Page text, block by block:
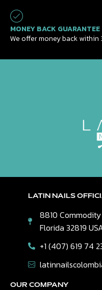
MONEY BACK GUARANTEE
We offer money back within
LATIN NAILS
8810
Florida 32819
+1 (407) 619 74
OUR COMPANY